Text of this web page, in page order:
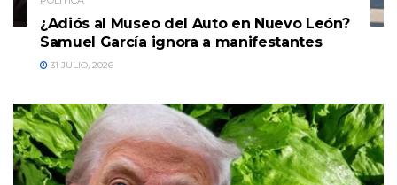
¿Adiós al Museo del Auto en Nuevo León?
Samuel García ignora a manifestantes
31 JULIO, 2026